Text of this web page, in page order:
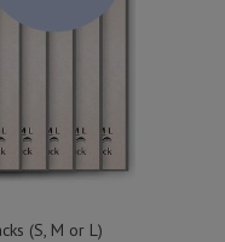
(S, M or L)